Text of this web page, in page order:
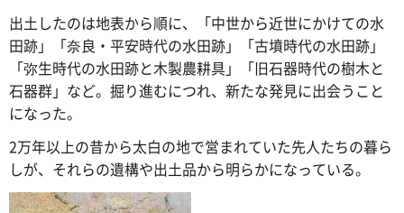
出土したのは地表から順に、「中世から近世にかけての水
田跡」「奈良・平安時代の水田跡」「古墳時代の水田跡」
「弥生時代の水田跡と木製農耕具」「旧石器時代の樹木と
石器群」など。掘り進むにつれ、新たな発見に出会うこと
になった。
2万年以上の昔から太白の地で営まれていた先人たちの暮ら
しが、それらの遺構や出土品から明らかになっている。